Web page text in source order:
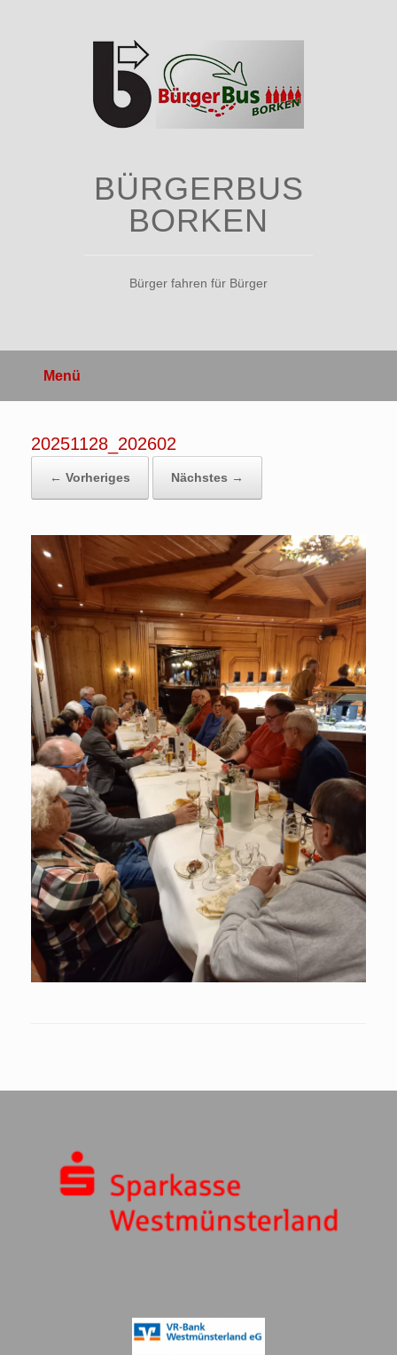
BÜRGERBUS
BORKEN
Bürger fahren für Bürger
Menü
20251128_202602
← Vorheriges Nächstes →